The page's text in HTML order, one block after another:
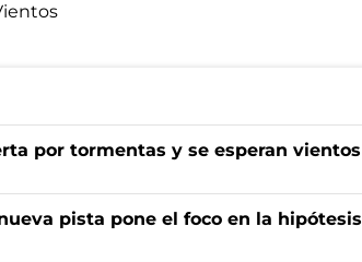
por tormentas y se esperan vientos
pista pone el foco en la hipótesis